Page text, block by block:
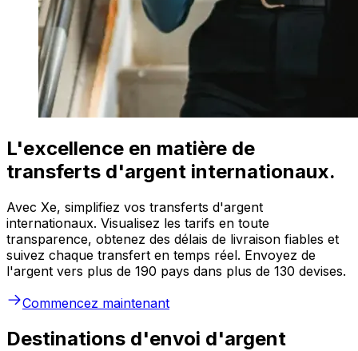
L'excellence en matière de
transferts d'argent internationaux.
Avec Xe, simplifiez vos transferts d'argent
internationaux. Visualisez les tarifs en toute
transparence, obtenez des délais de livraison fiables et
suivez chaque transfert en temps réel. Envoyez de
l'argent vers plus de 190 pays dans plus de 130 devises.
Commencez maintenant
Destinations d'envoi d'argent